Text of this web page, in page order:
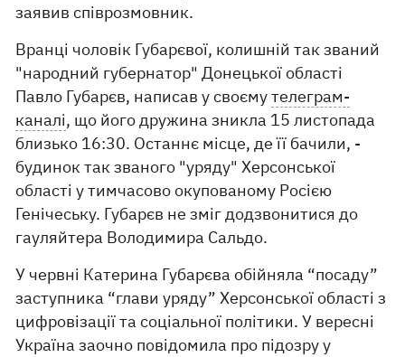
заявив співрозмовник.
Вранці чоловік Губарєвої, колишній так званий
"народний губернатор" Донецької області
Павло Губарєв, написав у своємутелеграм-
каналі, що його дружина зникла 15 листопада
близько 16:30. Останнє місце, де її бачили, -
будинок так званого "уряду" Херсонської
області у тимчасово окупованому Росією
Генічеську. Губарєв не зміг додзвонитися до
гауляйтера Володимира Сальдо.
У червні Катерина Губарєва обійняла “посаду”
заступника “глави уряду” Херсонської області з
цифровізації та соціальної політики. У вересні
Україна заочно повідомила про підозру у